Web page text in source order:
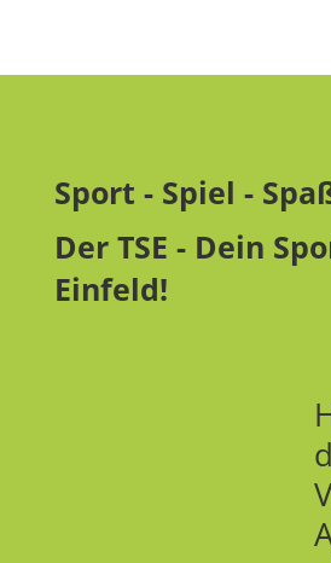
Sport - Spiel -
Der TSE - Dein
Einfeld!